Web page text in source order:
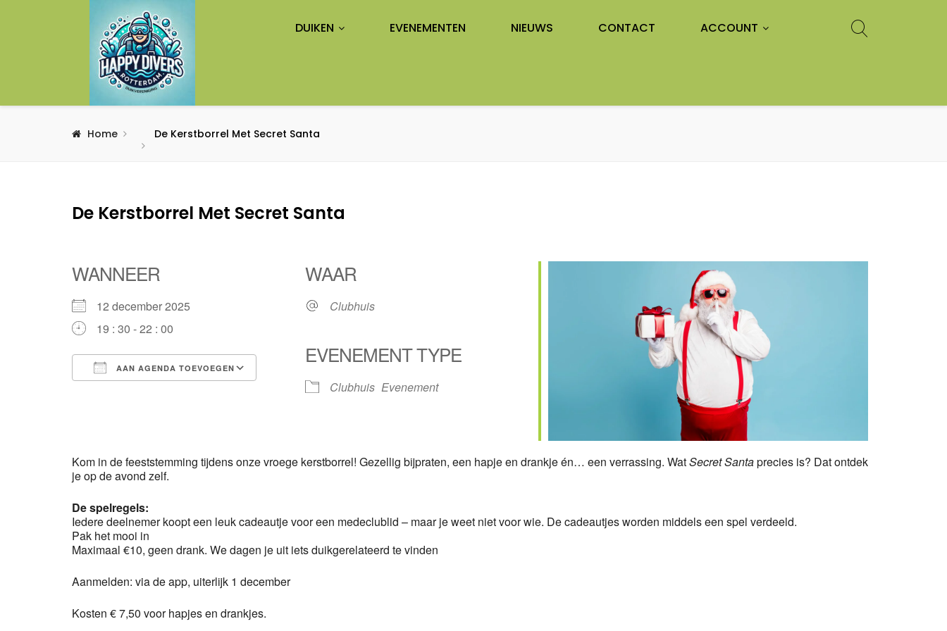
DUIKEN EVENEMENTEN NIEUWS CONTACT ACCOUNT
Home De Kerstborrel Met Secret Santa
De Kerstborrel Met Secret Santa
WANNEER
12 december 2025
19 : 30 - 22 : 00
AAN AGENDA TOEVOEGEN
Google Calendar
WAAR
Clubhuis
EVENEMENT TYPE
Clubhuis Evenement
Kom in de feeststemming tijdens onze vroege kerstborrel! Gezellig bijpraten, een hapje en drankje én… een verrassing. WatSecret Santaprecies is? Dat ontdek
je op de avond zelf.
De spelregels:
Iedere deelnemer koopt een leuk cadeautje voor een medeclublid – maar je weet niet voor wie. De cadeautjes worden middels een spel verdeeld.
Pak het mooi in
Maximaal €10, geen drank. We dagen je uit iets duikgerelateerd te vinden
Aanmelden: via de app, uiterlijk 1 december
Kosten € 7,50 voor hapjes en drankjes.